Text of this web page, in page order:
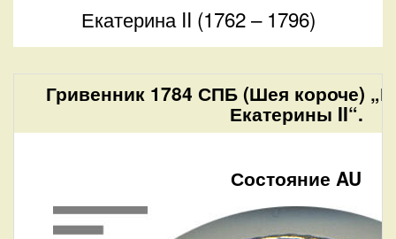
Екатерина II (1762 – 1796)
Гривенник 1784 СПБ (Шея короче)
Екатерины II“.
Состояние AU